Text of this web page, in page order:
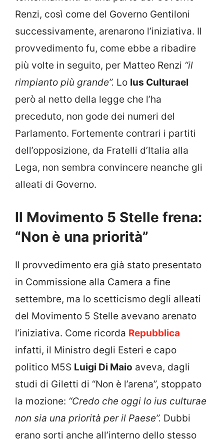
Renzi, così come del Governo Gentiloni
successivamente, arenarono l’iniziativa. Il
provvedimento fu, come ebbe a ribadire
più volte in seguito, per Matteo Renzi “il
rimpianto più grande”. Lo Ius CulturaeI
però al netto della legge che l’ha
preceduto, non gode dei numeri del
Parlamento. Fortemente contrari i partiti
dell’opposizione, da Fratelli d’Italia alla
Lega, non sembra convincere neanche gli
alleati di Governo.
Il Movimento 5 Stelle frena:
“Non è una priorità”
Il provvedimento era già stato presentato
in Commissione alla Camera a fine
settembre, ma lo scetticismo degli alleati
del Movimento 5 Stelle avevano arenato
l’iniziativa. Come ricorda Repubblica
infatti, il Ministro degli Esteri e capo
politico M5S Luigi Di Maio aveva, dagli
studi di Giletti di “Non è l’arena”, stoppato
la mozione: “Credo che oggi lo ius culturae
non sia una priorità per il Paese”. Dubbi
erano sorti anche all’interno dello stesso